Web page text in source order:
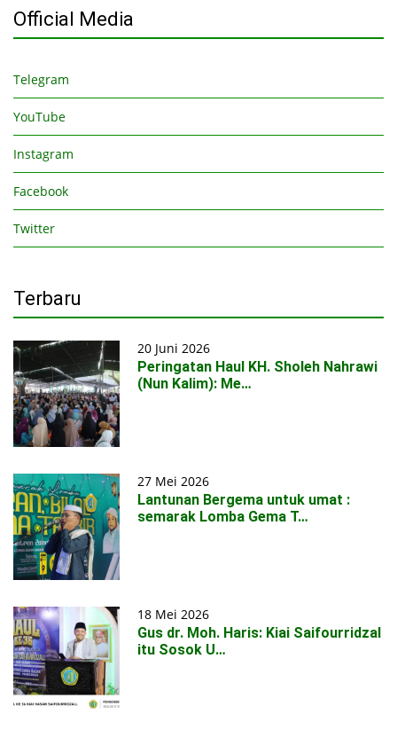
Official Media
Telegram
YouTube
Instagram
Facebook
Twitter
Terbaru
20 Juni 2026
Peringatan Haul KH. Sholeh Nahrawi
(Nun Kalim): Me…
27 Mei 2026
Lantunan Bergema untuk umat :
semarak Lomba Gema T…
18 Mei 2026
Gus dr. Moh. Haris: Kiai Saifourridzal
itu Sosok U…